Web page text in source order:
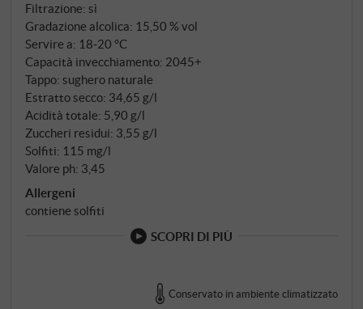
possono ottenere con pazienza e maestria, anche da
vendemmie difficili. Le uve – 55% Corvina e
Corvinone, 30% Rondinella, 15% Cabernet
Sauvignon, Nebbiolo, Croatina e Sangiovese –
vengono appassite come per l'Amarone. Venti giorni
di macerazione, seguiti da 45 giorni di lenta
fermentazione. Seguono 84 mesi in grandi botti di
rovere di Slavonia, sette anni di pazienza.
Filtrazione: sì
Gradazione alcolica: 15,50 % vol
Servire a: 18‑20 °C
Capacità invecchiamento: 2045+
Tappo: sughero naturale
Estratto secco: 34,65 g/l
Acidità totale: 5,90 g/l
Zuccheri residui: 3,55 g/l
Solfiti: 115 mg/l
Valore ph: 3,45
Allergeni
contiene solfiti
SCOPRI DI PIÙ
Conservato in ambiente climatizzato